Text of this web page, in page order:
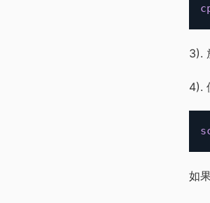
3).
4).
如